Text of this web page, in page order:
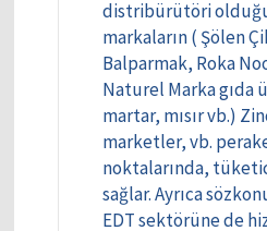
distribürütöri
markaların ( Şölen
Balparmak, Roka
Naturel Marka gıda
martar, mısır vb.)
marketler, vb.
noktalarında,
sağlar. Ayrıca
EDT sektörüne de